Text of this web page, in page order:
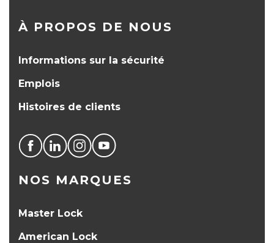
À PROPOS DE NOUS
Informations sur la sécurité
Emplois
Histoires de clients
NOS MARQUES
Master Lock
American Lock